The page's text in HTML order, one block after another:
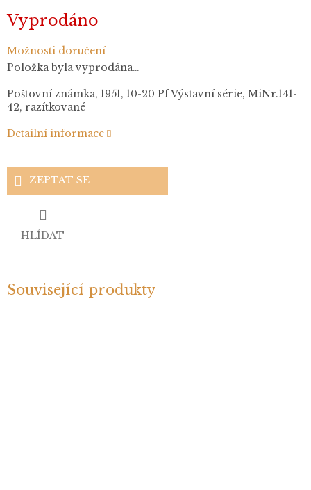
cena:
Vyprodáno
Možnosti doručení
Položka byla vyprodána…
Poštovní známka, 1951, 10-20 Pf Výstavní série, MiNr.141-
42, razítkované
Detailní informace
ZEPTAT SE
HLÍDAT
Související produkty